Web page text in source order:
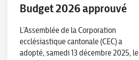
Budget 2026 approuvé
L’Assemblée de la Corporation
ecclésiastique cantonale (CEC) a
adopté, samedi 13 décembre 2025, le